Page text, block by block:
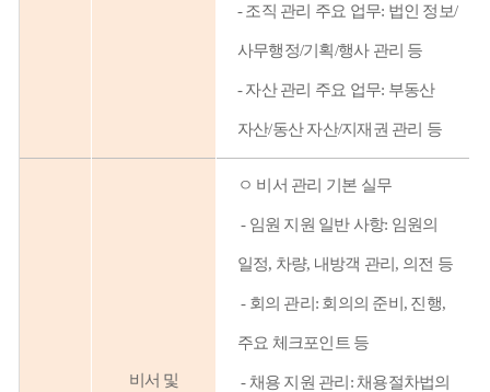
-조직 관리 주요 업무: 법인 정보/
사무행정/기획/행사 관리 등
-자산 관리 주요 업무: 부동산
자산/동산 자산/지재권 관리 등
비서 및
ㅇ 비서 관리 기본 실무
- 임원 지원 일반 사항: 임원의
일정, 차량, 내방객 관리, 의전 등
- 회의 관리: 회의의 준비, 진행,
주요 체크포인트 등
- 채용 지원 관리: 채용절차법의